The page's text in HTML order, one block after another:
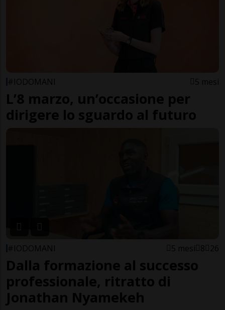
#IODOMANI 5 mesi
L’8 marzo, un’occasione per
dirigere lo sguardo al futuro
#IODOMANI 5 mesi 8 26
Dalla formazione al successo
professionale, ritratto di
Jonathan Nyamekeh